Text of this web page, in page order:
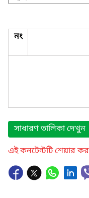
নং
সাধারণ তালিকা দেখুন
এই কনটেন্টটি শেয়ার